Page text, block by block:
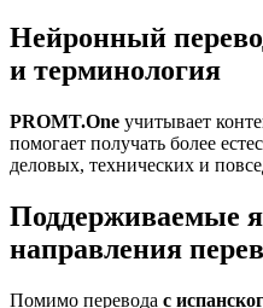
Нейронный
и терминология
PROMT.One учитывает
помогает получать более
деловых, технических и
Поддерживаемые
направления
Помимо перевода с